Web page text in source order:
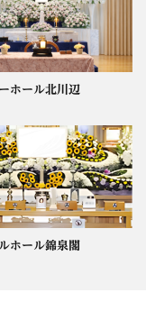
ホール北川辺
ホール錦泉閣